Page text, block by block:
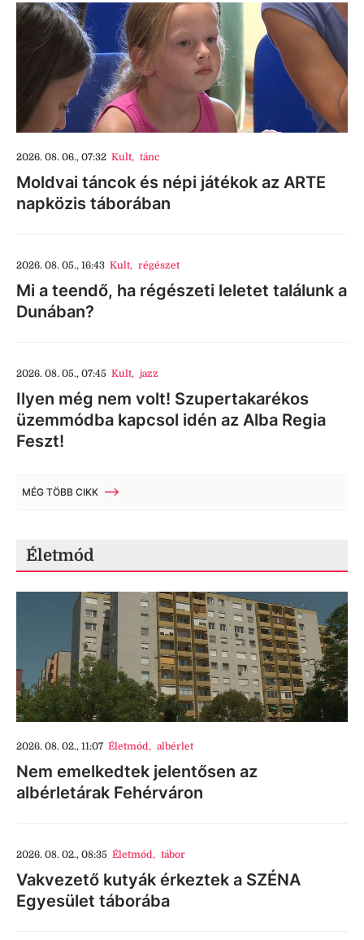
2026. 08. 06., 07:32 Kult, tánc
Moldvai táncok és népi játékok az ARTE
napközis táborában
2026. 08. 05., 16:43 Kult, régészet
Mi a teendő, ha régészeti leletet találunk a
Dunában?
2026. 08. 05., 07:45 Kult, jazz
Ilyen még nem volt! Szupertakarékos
üzemmódba kapcsol idén az Alba Regia
Feszt!
MÉG TÖBB CIKK
Életmód
2026. 08. 02., 11:07 Életmód, albérlet
Nem emelkedtek jelentősen az
albérletárak Fehérváron
2026. 08. 02., 08:35 Életmód, tábor
Vakvezető kutyák érkeztek a SZÉNA
Egyesület táborába